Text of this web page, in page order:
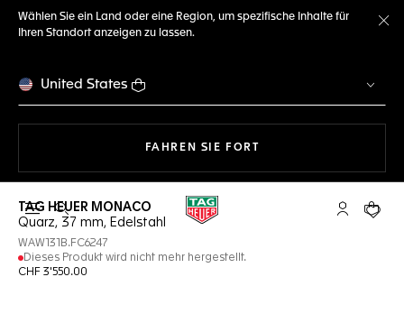
Wählen Sie ein Land oder eine Region, um spezifische Inhalte für
Ihren Standort anzeigen zu lassen.
United States
FAHREN SIE FORTMIT DER NAVIGATION
Suche öffnen My TAG
Ihr
TAG HEUER MONACO
Quarz, 37 mm, Edelstahl
WAW131B.FC6247
Dieses Produkt wird nicht mehr hergestellt.
CHF 3'550.00